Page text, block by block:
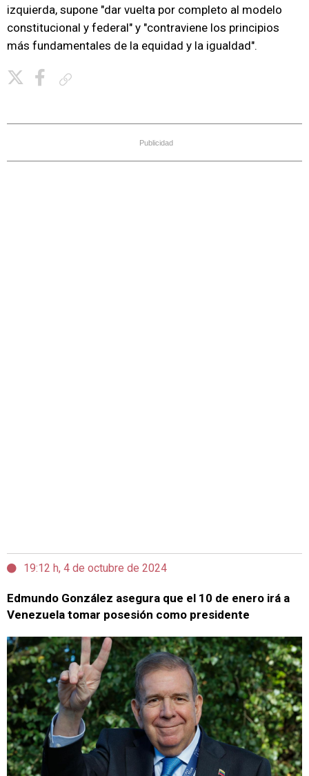
izquierda, supone "dar vuelta por completo al modelo
constitucional y federal" y "contraviene los principios
más fundamentales de la equidad y la igualdad".
Publicidad
19:12 h, 4 de octubre de 2024
Edmundo González asegura que el 10 de enero irá a
Venezuela tomar posesión como presidente